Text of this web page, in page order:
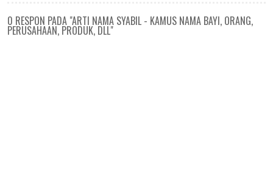
0 RESPON PADA "ARTI NAMA SYABIL - KAMUS NAMA BAYI, ORANG,
PERUSAHAAN, PRODUK, DLL"